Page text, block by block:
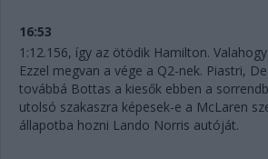
16:53
1:12.156, így az ötödik Hamilton.
Ezzel megvan a vége a Q2-nek. Piastri,
továbbá Bottas a kiesők ebben a
utolsó szakaszra képesek-e a McLaren
állapotba hozni Lando Norris autóját.